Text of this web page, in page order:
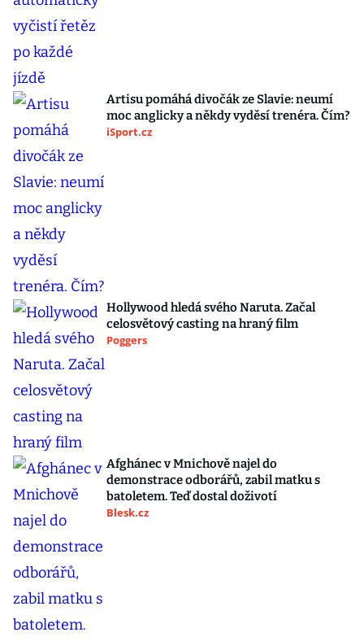
Artisu pomáhá divočák ze Slavie: neumí
moc anglicky a někdy vyděsí trenéra. Čím?
iSport.cz
Hollywood hledá svého Naruta. Začal
celosvětový casting na hraný film
Poggers
Afghánec v Mnichově najel do
demonstrace odborářů, zabil matku s
batoletem. Teď dostal doživotí
Blesk.cz